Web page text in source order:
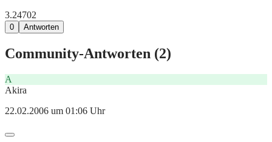
3.24702
0 Antworten
Community-Antworten (2)
A
Akira
22.02.2006 um 01:06 Uhr